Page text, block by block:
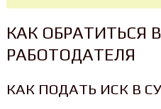
КАК ОБРАТИТЬСЯ
РАБОТОДАТЕЛЯ
КАК ПОДАТЬ ИСК В